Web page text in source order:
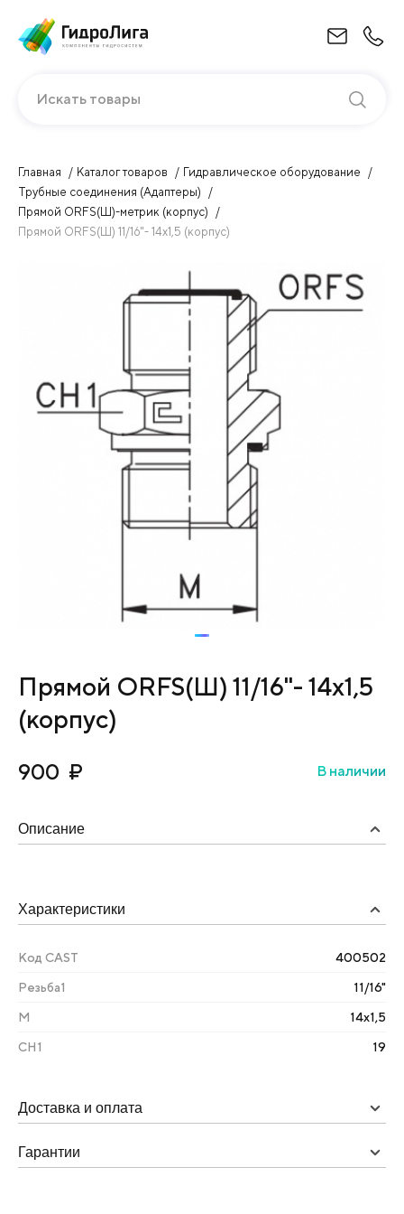
Искать товары
Главная Каталог товаров
Гидравлическое оборудование
Трубные соединения (Адаптеры)
Прямой ORFS(Ш)-метрик (корпус)
Прямой ORFS(Ш) 11/16"- 14х1,5 (корпус)
Прямой ORFS(Ш) 11/16"- 14х1,5
(корпус)
900 ₽ В наличии
Описание
Характеристики
Код CAST 400502
Резьба1 11/16"
М 14х1,5
CH1 19
Доставка и оплата
Гарантии